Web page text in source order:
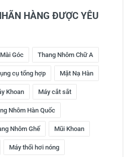
HÀNG ĐƯỢC YÊU
Góc Thang Nhôm Chữ A
cụ tổng hợp Mặt Nạ Hàn
Khoan Máy cắt sắt
Nhôm Hàn Quốc
Nhôm Ghế Mũi Khoan
Máy thổi hơi nóng